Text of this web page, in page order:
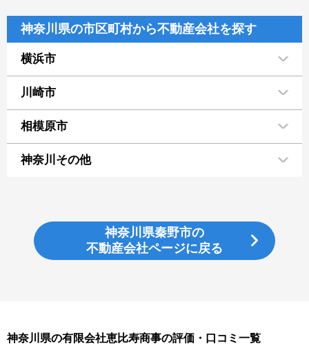
神奈川県の市区町村から不動産会社を探す
横浜市
川崎市
相模原市
神奈川その他
神奈川県秦野市の
不動産会社ページに戻る
神奈川県の有限会社恵比寿商事の評価・口コミ一覧